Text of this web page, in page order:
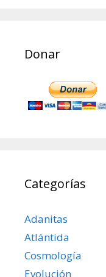
Donar
Categorías
Adanitas
Atlántida
Cosmología
Evolución